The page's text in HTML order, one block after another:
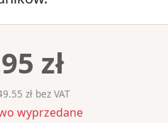
zł
zł bez VAT
wyprzedane